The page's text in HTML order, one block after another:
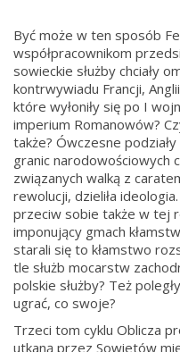
Być może w ten sposób
współpracownikom
sowieckie służby chciały
kontrwywiadu Francji,
które wyłoniły się po I
imperium Romanowów?
także? Ówczesne
granic narodowościowych
związanych walką z
rewolucji, dzieliła
przeciw sobie także w tej
imponujący gmach
starali się to kłamstwo
tle służb mocarstw
polskie służby? Też
ugrać, co swoje?
Trzeci tom cyklu Oblicza
utkaną przez Sowietów